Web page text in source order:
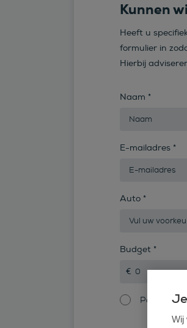
Kunnen
Heeft u
formulier in
Hierbij
Naam *
E-mailadres *
Auto *
Budget *
Particulier
Wij